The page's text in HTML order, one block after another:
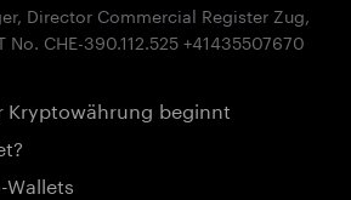
Director Commercial Register Zug,
Kryptowährung beginnt